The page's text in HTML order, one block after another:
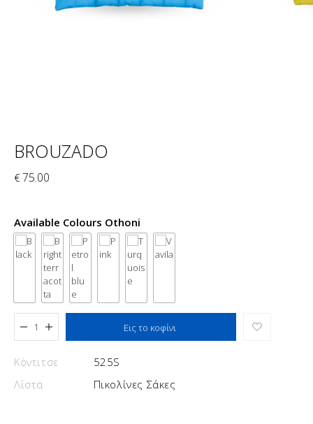
BROUZADO
€75.00
Available Colours Othoni
Εις το κοφίνι
Added to cart
Κόντιτσε
525S
Λίστα
Πικολίνες Σάκες